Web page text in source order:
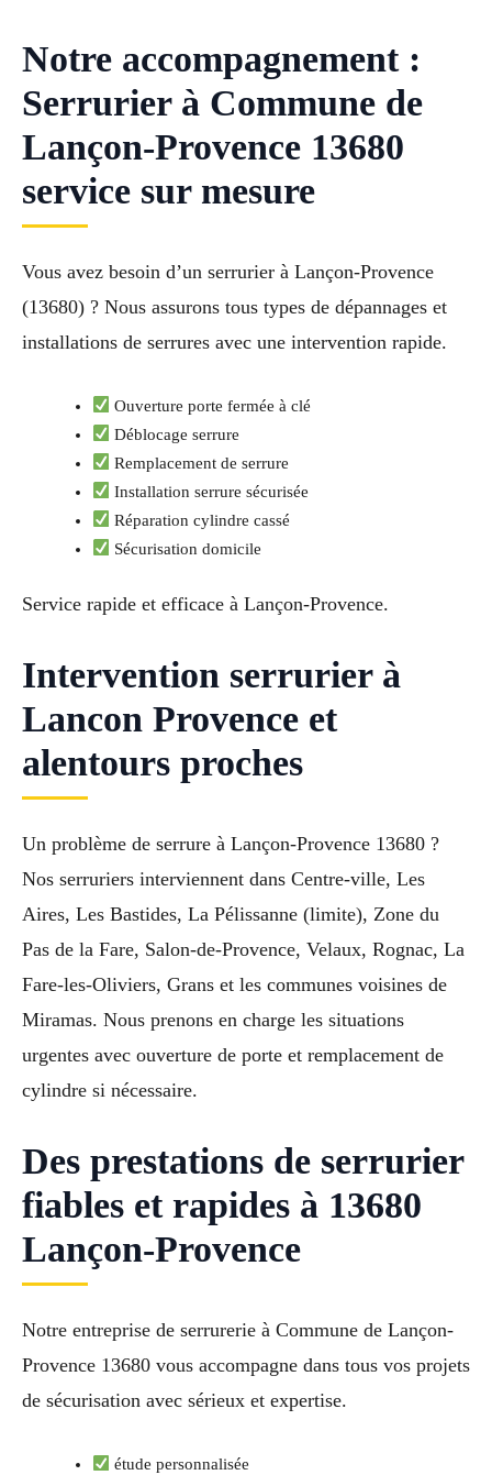
Notre accompagnement :
Serrurier à Commune de
Lançon-Provence 13680
service sur mesure
Vous avez besoin d’un serrurier à Lançon-Provence
(13680) ? Nous assurons tous types de dépannages et
installations de serrures avec une intervention rapide.
Ouverture porte fermée à clé
Déblocage serrure
Remplacement de serrure
Installation serrure sécurisée
Réparation cylindre cassé
Sécurisation domicile
Service rapide et efficace à Lançon-Provence.
Intervention serrurier à
Lancon Provence et
alentours proches
Un problème de serrure à Lançon-Provence 13680 ?
Nos serruriers interviennent dans Centre-ville, Les
Aires, Les Bastides, La Pélissanne (limite), Zone du
Pas de la Fare, Salon-de-Provence, Velaux, Rognac, La
Fare-les-Oliviers, Grans et les communes voisines de
Miramas. Nous prenons en charge les situations
urgentes avec ouverture de porte et remplacement de
cylindre si nécessaire.
Des prestations de serrurier
fiables et rapides à 13680
Lançon-Provence
Notre entreprise de serrurerie à Commune de Lançon-
Provence 13680 vous accompagne dans tous vos projets
de sécurisation avec sérieux et expertise.
étude personnalisée